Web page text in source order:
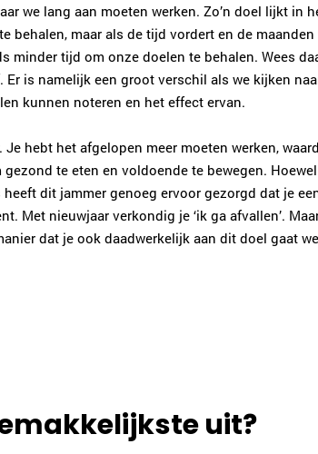
we lang aan moeten werken. Zo’n doel lijkt in
behalen, maar als de tijd vordert en de
minder tijd om onze doelen te behalen. Wees
is namelijk een groot verschil als we kijken
kunnen noteren en het effect ervan.
hebt het afgelopen meer moeten werken,
te eten en voldoende te bewegen.
dit jammer genoeg ervoor gezorgd dat je
Met nieuwjaar verkondig je ‘ik ga afvallen’.
dat je ook daadwerkelijk aan dit doel gaat
uit?